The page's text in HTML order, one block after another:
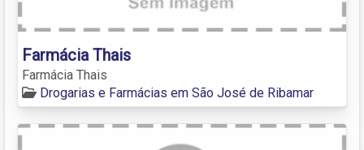
Farmácia Thais
Farmácia Thais
Drogarias e Farmácias em São José de Ribamar